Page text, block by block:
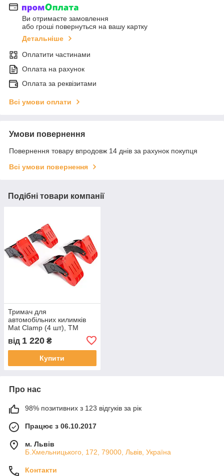
Ви отримаєте замовлення
або гроші повернуться на вашу картку
Детальніше
Оплатити частинами
Оплата на рахунок
Оплата за реквізитами
Всі умови оплати
Умови повернення
Повернення товару впродовж 14 днів за рахунок покупця
Всі умови повернення
Подібні товари компанії
Тримач для
автомобільних килимків
Mat Clamp (4 шт), ТМ
від 1 220 ₴
Купити
Про нас
98% позитивних з 123 відгуків за рік
Працює з 06.10.2017
м. Львів
Б.Хмельницького, 172, 79000, Львів, Україна
Контакти